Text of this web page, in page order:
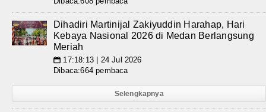
Dihadiri Martinijal Zakiyuddin Harahap, Hari
Kebaya Nasional 2026 di Medan Berlangsung
Meriah
📅 17:18:13 | 24 Jul 2026
Dibaca:664 pembaca
Selengkapnya